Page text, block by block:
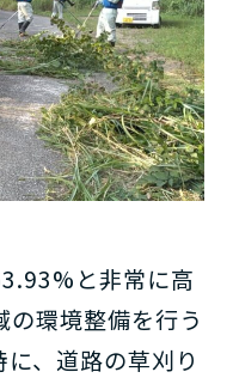
と非常に高
の環境整備を行う
、道路の草刈り